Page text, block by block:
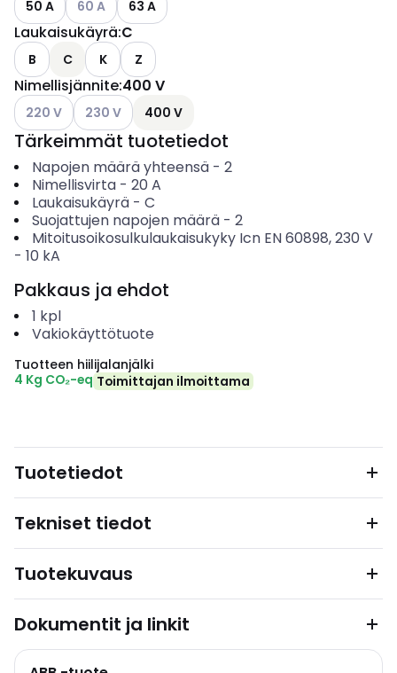
50 A
60 A 63 A
Laukaisukäyrä:C
B C K Z
Nimellisjännite:400 V
Katso käytettävissä olevat vaihtoehdot
220 V Katso käytettävissä olevat vaihtoehdot
230 V 400 V
Tärkeimmät tuotetiedot
Napojen määrä yhteensä- 2
Nimellisvirta- 20 A
Laukaisukäyrä- C
Suojattujen napojen määrä- 2
Mitoitusoikosulkulaukaisukyky Icn EN 60898, 230 V
- 10 kA
Pakkaus ja ehdot
1 kpl
Vakiokäyttötuote
Tuotteen hiilijalanjälki
4 Kg CO₂-eq Toimittajan ilmoittama
Tuotetiedot
Tekniset tiedot
Tuotekuvaus
Dokumentit ja linkit